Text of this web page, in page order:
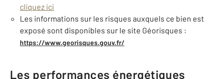
cliquez ici
Les informations sur les risques auxquels ce bien est
exposé sont disponibles sur le site Géorisques :
https://www.georisques.gouv.fr/
Les performances énergétiques